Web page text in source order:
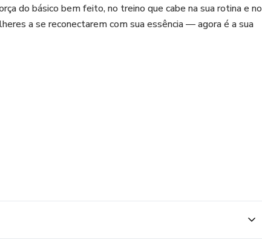
do básico bem feito, no treino que cabe na sua rotina e no
a se reconectarem com sua essência — agora é a sua